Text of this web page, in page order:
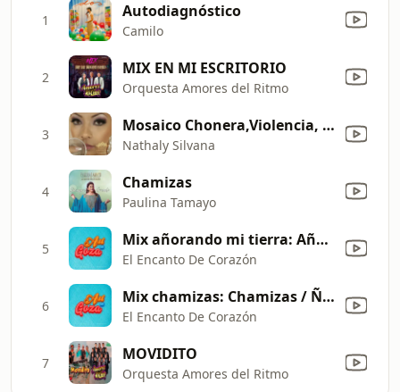
1 Autodiagnóstico
Camilo
2 MIX EN MI ESCRITORIO
Orquesta Amores del Ritmo
3 Mosaico Chonera,Violencia, Donde estas amor y Llorando se fue
Nathaly Silvana
4 Chamizas
Paulina Tamayo
5 Mix añorando mi tierra: Añorando mi tierra / Mi lindo Salcedo
El Encanto De Corazón
6 Mix chamizas: Chamizas / Ñapanguita / Las copitas de Rosita
El Encanto De Corazón
7 MOVIDITO
Orquesta Amores del Ritmo